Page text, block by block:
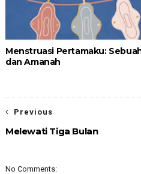
Menstruasi Pertamaku:
dan Amanah
Previous
Melewati Tiga Bulan
No Comments: